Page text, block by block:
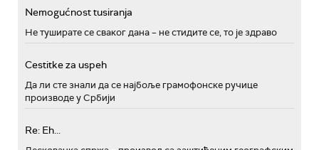
Nemogućnost tusiranja
Не туширате се сваког дана – не стидите се, то је здраво
Cestitke za uspeh
Да ли сте знали да се најбоље грамофонске ручице
производе у Србији
Re: Eh...